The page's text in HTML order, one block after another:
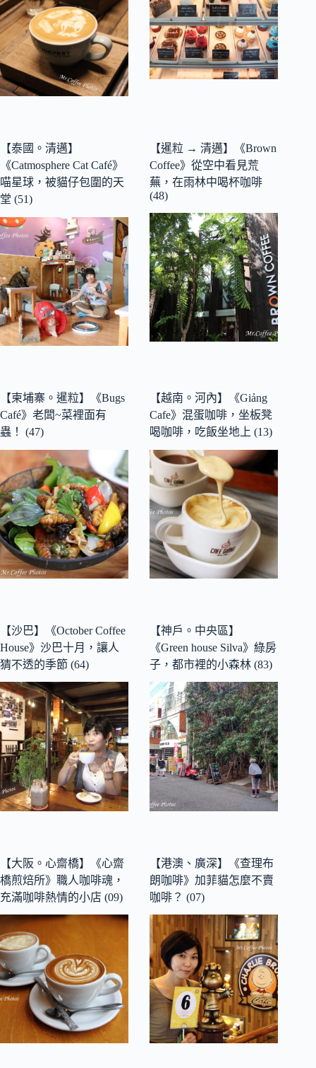
【泰國。清邁】
《Catmosphere Cat Café》
喵星球，被貓仔包圍的天
堂 (51)
【暹粒 → 清邁】《Brown
Coffee》從空中看見荒
蕪，在雨林中喝杯咖啡
(48)
【柬埔寨。暹粒】《Bugs
Café》老闆~菜裡面有
蟲！ (47)
【越南。河內】《Giảng
Cafe》混蛋咖啡，坐板凳
喝咖啡，吃飯坐地上 (13)
【沙巴】《October Coffee
House》沙巴十月，讓人
猜不透的季節 (64)
【神戶。中央區】
《Green house Silva》綠房
子，都市裡的小森林 (83)
【大阪。心齋橋】《心齋
橋煎焙所》職人咖啡魂，
充滿咖啡熱情的小店 (09)
【港澳、廣深】《查理布
朗咖啡》加菲貓怎麼不賣
咖啡？ (07)